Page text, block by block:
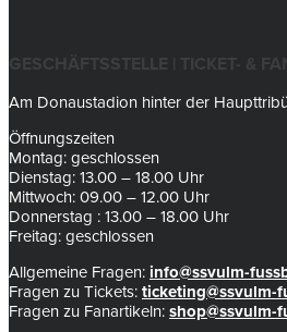
GESCHÄFTSSTELLE | TICKET- &
Am Donaustadion hinter der
Öffnungszeiten
Montag: geschlossen
Dienstag: 13.00 – 18.00 Uhr
Mittwoch: 09.00 – 12.00 Uhr
Donnerstag : 13.00 – 18.00 Uhr
Freitag: geschlossen
Allgemeine Fragen: info@ssvulm-
Fragen zu Tickets: ticketing@ssvulm-
Fragen zu Fanartikeln: shop@ssvulm-